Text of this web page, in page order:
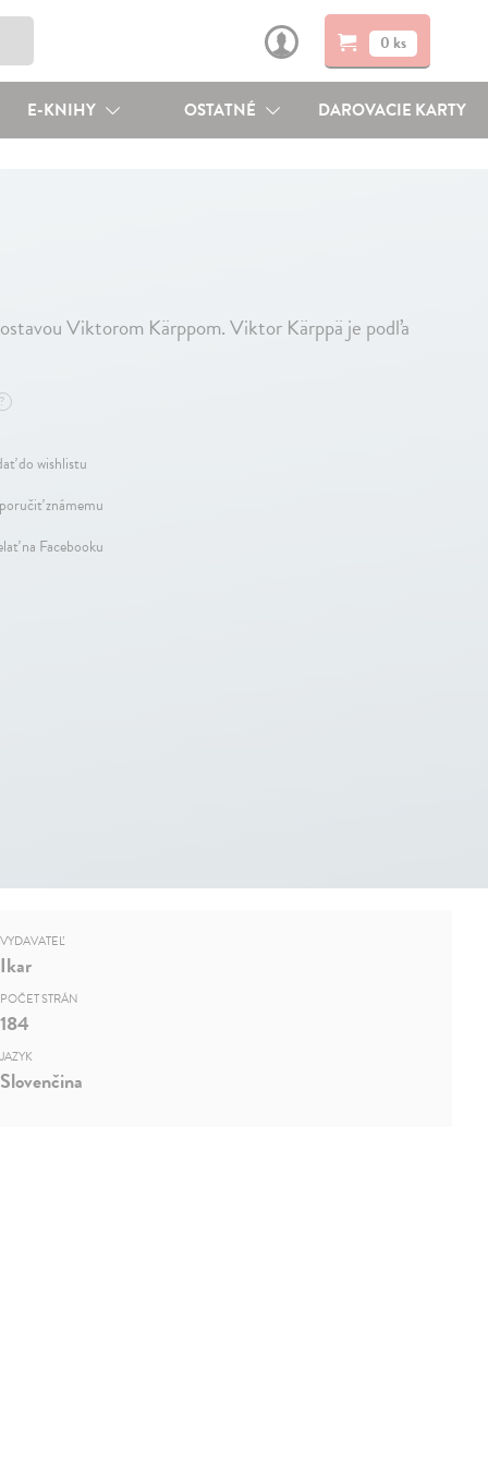
0 ks
E-KNIHY OSTATNÉ DAROVACIE KARTY
Viktorom Kärppom. Viktor Kärppä je podľa
?
do wishlistu
známemu
na Facebooku
VYDAVATEĽ
Ikar
POČET STRÁN
184
JAZYK
Slovenčina